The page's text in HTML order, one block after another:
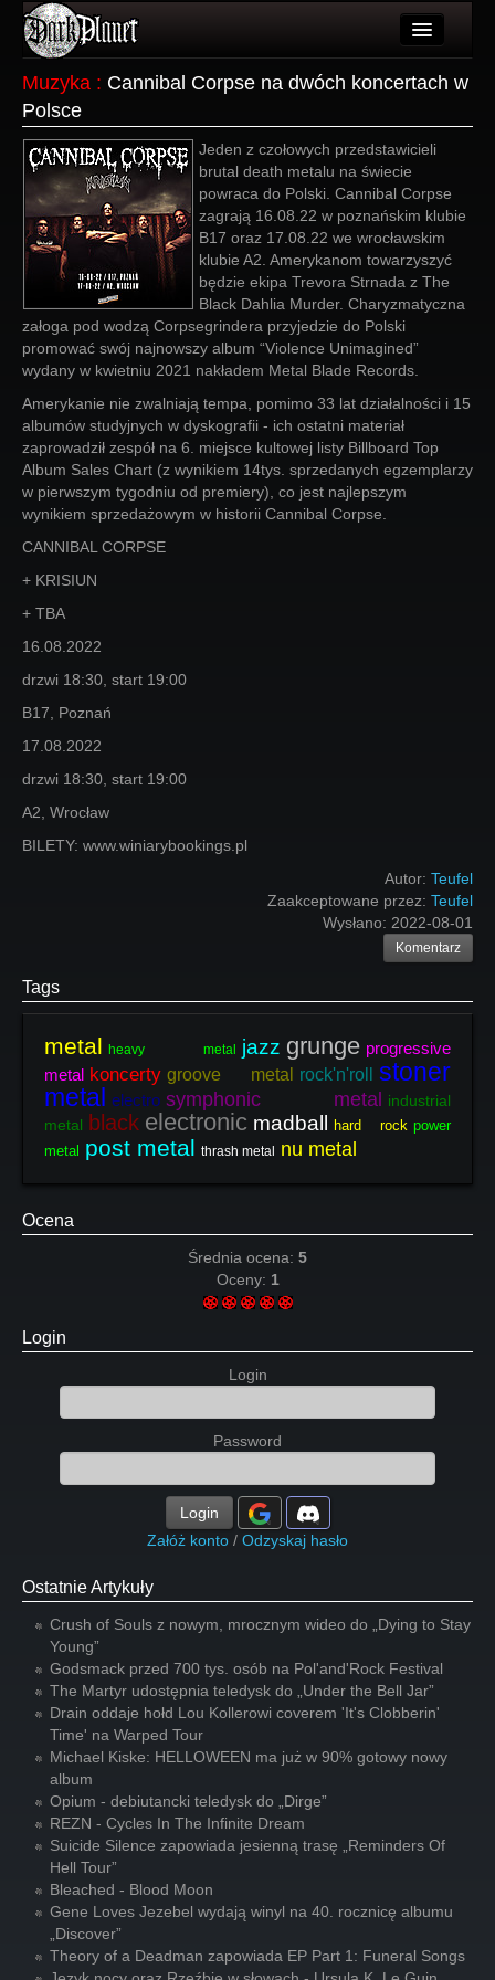
Wydarzenia
Galeria
Forum
Więcej
Login
Muzyka : Cannibal Corpse na dwóch koncertach w
Polsce
Jeden z czołowych przedstawicieli
brutal death metalu na świecie
powraca do Polski. Cannibal Corpse
zagrają 16.08.22 w poznańskim klubie
B17 oraz 17.08.22 we wrocławskim
klubie A2. Amerykanom towarzyszyć
będzie ekipa Trevora Strnada z The
Black Dahlia Murder. Charyzmatyczna
załoga pod wodzą Corpsegrindera przyjedzie do Polski
promować swój najnowszy album “Violence Unimagined”
wydany w kwietniu 2021 nakładem Metal Blade Records.
Amerykanie nie zwalniają tempa, pomimo 33 lat działalności i 15
albumów studyjnych w dyskografii - ich ostatni materiał
zaprowadził zespół na 6. miejsce kultowej listy Billboard Top
Album Sales Chart (z wynikiem 14tys. sprzedanych egzemplarzy
w pierwszym tygodniu od premiery), co jest najlepszym
wynikiem sprzedażowym w historii Cannibal Corpse.
CANNIBAL CORPSE
+ KRISIUN
+ TBA
16.08.2022
drzwi 18:30, start 19:00
B17, Poznań
17.08.2022
drzwi 18:30, start 19:00
A2, Wrocław
BILETY: www.winiarybookings.pl
Autor: Teufel
Zaakceptowane przez: Teufel
Wysłano: 2022-08-01
Komentarz
Tags
metal heavy metal jazz grunge progressive
metal koncerty groove metal rock'n'roll
stoner
metal electro symphonic metal
industrial
metal black electronic madball hard rock power
metal post metal thrash metal nu metal
Ocena
Średnia ocena: 5
Oceny: 1
Login
Login
Password
Login
Załóż konto / Odzyskaj hasło
Ostatnie Artykuły
Crush of Souls z nowym, mrocznym wideo do „Dying to Stay
Young”
Godsmack przed 700 tys. osób na Pol'and'Rock Festival
The Martyr udostępnia teledysk do „Under the Bell Jar”
Drain oddaje hołd Lou Kollerowi coverem 'It's Clobberin'
Time' na Warped Tour
Michael Kiske: HELLOWEEN ma już w 90% gotowy nowy
album
Opium - debiutancki teledysk do „Dirge”
REZN - Cycles In The Infinite Dream
Suicide Silence zapowiada jesienną trasę „Reminders Of
Hell Tour”
Bleached - Blood Moon
Gene Loves Jezebel wydają winyl na 40. rocznicę albumu
„Discover”
Theory of a Deadman zapowiada EP Part 1: Funeral Songs